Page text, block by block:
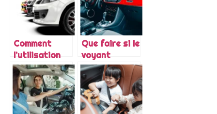
Comment
l’utilisation
des données
et de l’IA
transforme
l’industrie
Que faire si le
voyant
triangle reste
allumé sur
votre
Volkswagen